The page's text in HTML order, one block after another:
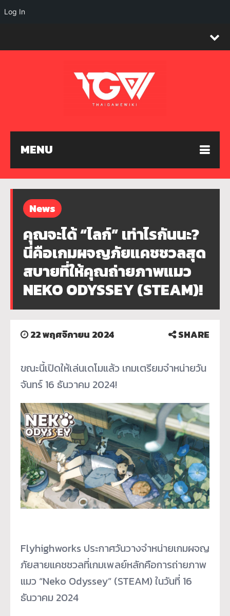
MENU
News
คุณจะได้ “ไลก์” เท่าไรกันนะ?
นี่คือเกมผจญภัยแคชชวลสุด
สบายที่ให้คุณถ่ายภาพแมว
NEKO ODYSSEY (STEAM)!
22 พฤศจิกายน 2024 SHARE
ขณะนี้เปิดให้เล่นเดโมแล้ว เกมเตรียมจำหน่ายวัน
จันทร์ 16 ธันวาคม 2024!
Flyhighworks ประกาศวันวางจำหน่ายเกมผจญ
ภัยสายแคชชวลที่เกมเพลย์หลักคือการถ่ายภาพ
แมว “Neko Odyssey” (STEAM) ในวันที่ 16
ธันวาคม 2024
Log In